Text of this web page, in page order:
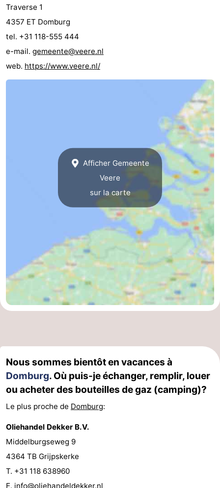
Traverse 1
4357 ET Domburg
tel. +31 118-555 444
e-mail. gemeente@veere.nl
web. https://www.veere.nl/
Afficher Gemeente
Veere
sur la carte
Nous sommes bientôt en vacances à
Domburg. Où puis-je échanger, remplir, louer
ou acheter des bouteilles de gaz (camping)?
Le plus proche de Domburg:
Oliehandel Dekker B.V.
Middelburgseweg 9
4364 TB Grijpskerke
T. +31 118 638960
E. info@oliehandeldekker.nl